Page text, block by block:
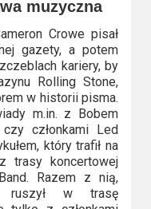
muzyczna
Crowe pisał
gazety, a potem
kariery, by
Rolling Stone,
w historii pisma.
m.in. z Bobem
czy członkami Led
który trafił na
trasy koncertowej
Razem z nią,
w trasę